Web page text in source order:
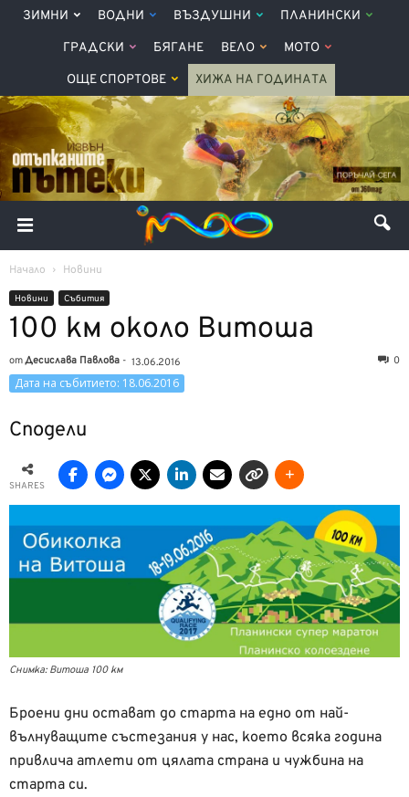
ЗИМНИ ВОДНИ ВЪЗДУШНИ ПЛАНИНСКИ
ГРАДСКИ БЯГАНЕ ВЕЛО МОТО
ОЩЕ СПОРТОВЕ ХИЖА НА ГОДИНАТА
Начало Новини
Новини Събития
100 км около Витоша
отДесислава Павлова - 13.06.2016 0
Дата на събитието: 18.06.2016
Сподели
SHARES
Снимка: Витоша 100 км
Броени дни остават до старта на едно от най-
вълнуващите състезания у нас, което всяка година
привлича атлети от цялата страна и чужбина на
старта си.